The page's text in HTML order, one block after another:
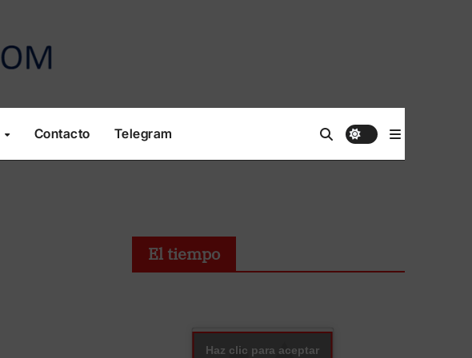
Contacto Telegram
El tiempo
Haz clic para aceptar